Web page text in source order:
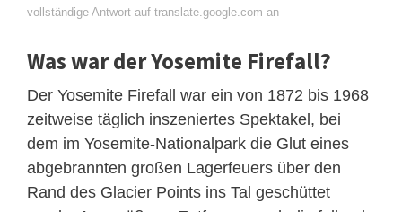
vollständige Antwort auf translate.google.com an
Was war der Yosemite Firefall?
Der Yosemite Firefall war ein von 1872 bis 1968
zeitweise täglich inszeniertes Spektakel, bei
dem im Yosemite-Nationalpark die Glut eines
abgebrannten großen Lagerfeuers über den
Rand des Glacier Points ins Tal geschüttet